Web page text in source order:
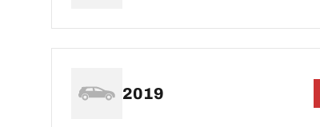
2019